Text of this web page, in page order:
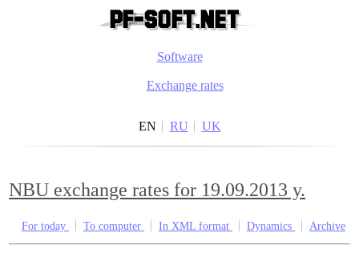
Software
Exchange rates
EN RU UK
NBU exchange rates for 19.09.2013 y.
For today To computer In XML format Dynamics Archive